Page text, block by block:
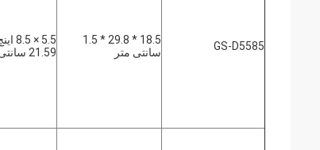
GS-D5585
18.5 * 29.8 * 1.5
سانتی متر
21.59 سانتی متر / A5